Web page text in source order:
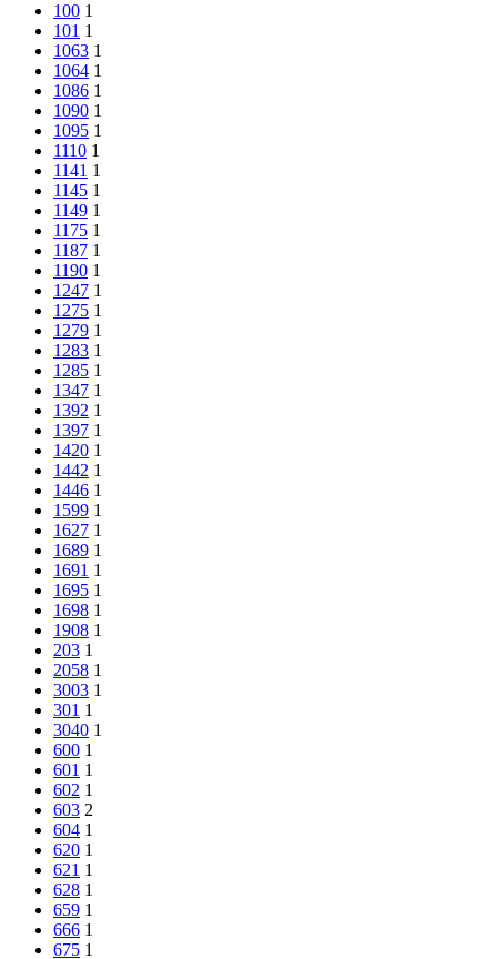
100 1
101 1
1063 1
1064 1
1086 1
1090 1
1095 1
1110 1
1141 1
1145 1
1149 1
1175 1
1187 1
1190 1
1247 1
1275 1
1279 1
1283 1
1285 1
1347 1
1392 1
1397 1
1420 1
1442 1
1446 1
1599 1
1627 1
1689 1
1691 1
1695 1
1698 1
1908 1
203 1
2058 1
3003 1
301 1
3040 1
600 1
601 1
602 1
603 2
604 1
620 1
621 1
628 1
659 1
666 1
675 1